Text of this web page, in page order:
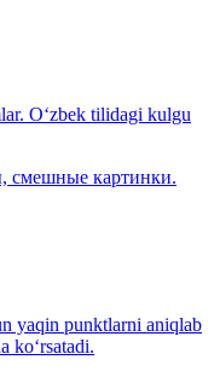
O‘zbek tilidagi kulgu
смешные картинки.
yaqin punktlarni aniqlab
ko‘rsatadi.